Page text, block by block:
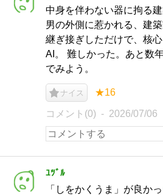
中身を伴わない器に拘る
男の外側に惹かれる、建
継ぎ接ぎしただけで、核
AI。 難しかった。あと数
でみよう。
ナイス ★16
コメント(0) 2026/07/06
ﾕﾂﾞﾙ
「しをかくうま」が良か